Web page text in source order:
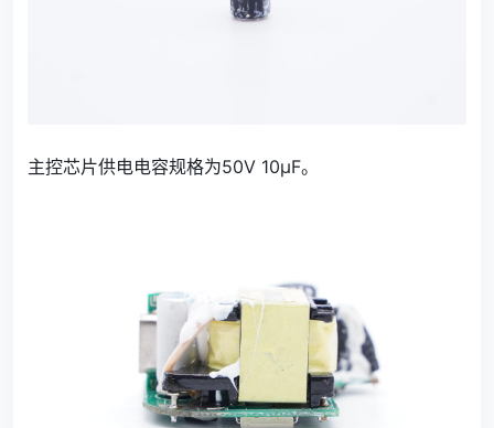
主控芯片供电电容规格为50V 10μF。